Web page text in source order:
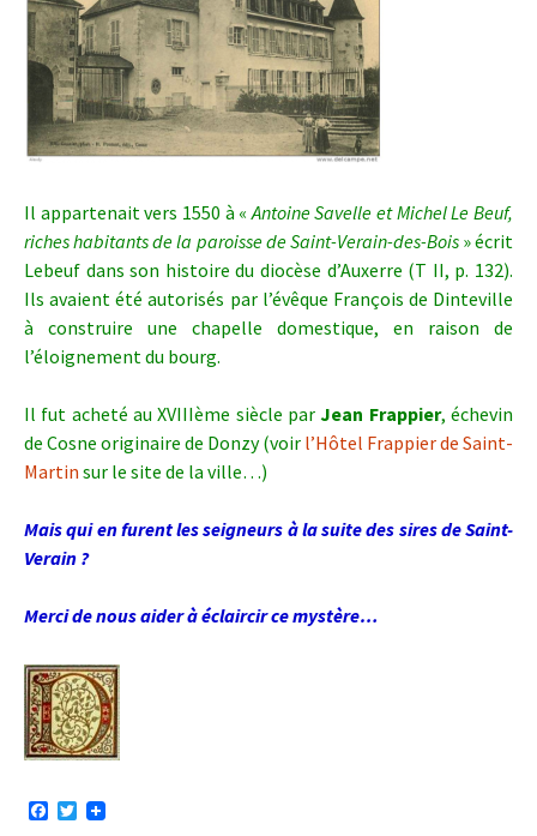
Il appartenait vers 1550 à «Antoine Savelle et Michel Le Beuf,
riches habitants de la paroisse de Saint-Verain-des-Bois» écrit
Lebeuf dans son histoire du diocèse d’Auxerre (T II, p. 132).
Ils avaient été autorisés par l’évêque François de Dinteville
à construire une chapelle domestique, en raison de
l’éloignement du bourg.
Il fut acheté au XVIIIème siècle parJean Frappier, échevin
de Cosne originaire de Donzy (voir l’Hôtel Frappier de Saint-
Martin sur le site de la ville…)
Mais qui en furent les seigneurs à la suite des sires de Saint-
Verain ?
Merci de nous aider à éclaircir ce mystère…
T